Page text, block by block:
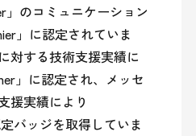
」のコミュニケーション
」に認定されていま
対する技術支援実績に
」に認定され、メッセ
援実績により
バッジを取得していま